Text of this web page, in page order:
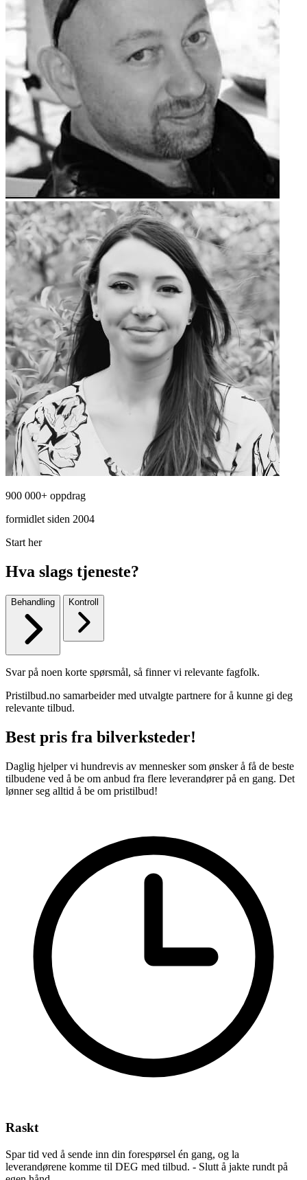
900 000+ oppdrag
formidlet siden 2004
Start her
Hva slags tjeneste?
Behandling Kontroll
Svar på noen korte spørsmål, så finner vi relevante fagfolk.
Pristilbud.no samarbeider med utvalgte partnere for å kunne gi deg
relevante tilbud.
Best pris fra bilverksteder!
Daglig hjelper vi hundrevis av mennesker som ønsker å få de beste
tilbudene ved å be om anbud fra flere leverandører på en gang. Det
lønner seg alltid å be om pristilbud!
Raskt
Spar tid ved å sende inn din forespørsel én gang, og la
leverandørene komme til DEG med tilbud. - Slutt å jakte rundt på